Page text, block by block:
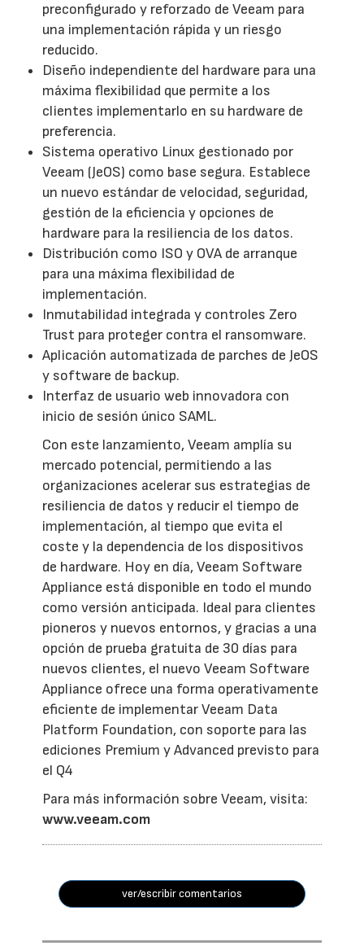
preconfigurado y reforzado de Veeam para
una implementación rápida y un riesgo
reducido.
Diseño independiente del hardware para una
máxima flexibilidad que permite a los
clientes implementarlo en su hardware de
preferencia.
Sistema operativo Linux gestionado por
Veeam (JeOS) como base segura. Establece
un nuevo estándar de velocidad, seguridad,
gestión de la eficiencia y opciones de
hardware para la resiliencia de los datos.
Distribución como ISO y OVA de arranque
para una máxima flexibilidad de
implementación.
Inmutabilidad integrada y controles Zero
Trust para proteger contra el ransomware.
Aplicación automatizada de parches de JeOS
y software de backup.
Interfaz de usuario web innovadora con
inicio de sesión único SAML.
Con este lanzamiento, Veeam amplía su
mercado potencial, permitiendo a las
organizaciones acelerar sus estrategias de
resiliencia de datos y reducir el tiempo de
implementación, al tiempo que evita el
coste y la dependencia de los dispositivos
de hardware. Hoy en día, Veeam Software
Appliance está disponible en todo el mundo
como versión anticipada. Ideal para clientes
pioneros y nuevos entornos, y gracias a una
opción de prueba gratuita de 30 días para
nuevos clientes, el nuevo Veeam Software
Appliance ofrece una forma operativamente
eficiente de implementar Veeam Data
Platform Foundation, con soporte para las
ediciones Premium y Advanced previsto para
el Q4
Para más información sobre Veeam, visita:
www.veeam.com
ver/escribir comentarios